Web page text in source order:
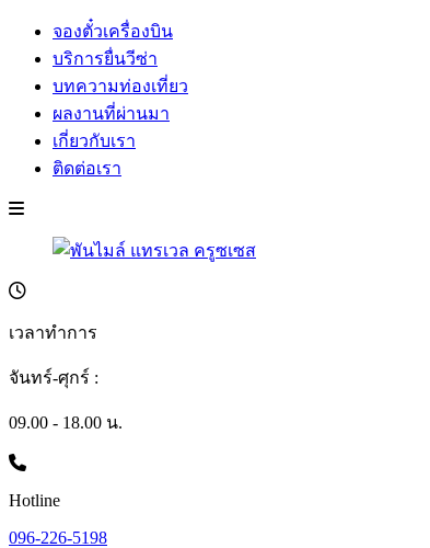
จองตั๋วเครื่องบิน
บริการยื่นวีซ่า
บทความท่องเที่ยว
ผลงานที่ผ่านมา
เกี่ยวกับเรา
ติดต่อเรา
เวลาทำการ
จันทร์-ศุกร์ :
09.00 - 18.00 น.
Hotline
096-226-5198